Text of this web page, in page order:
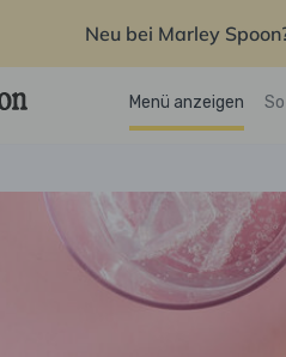
Neu bei Marley
Menü anzeigen